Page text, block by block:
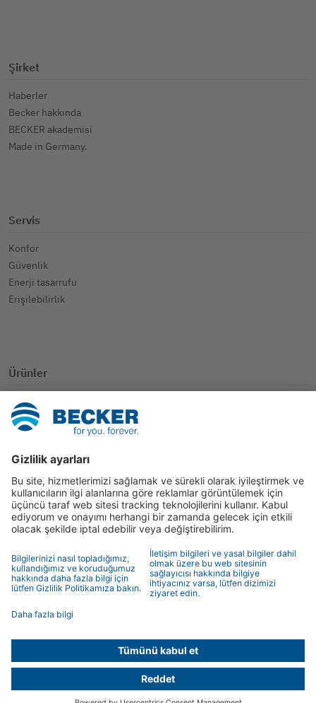
Şirket
Haberler
Becker hakkında
BECKER akademisi
Made in Germany.
Servis
Konfor
Güvenlik
Enerji tasarrufu
Erişilebilirlik
Ürünler
SmartHome
Panjur
Güneşten koruma
Diğer uygulamalar
İletişim
İletişim partneri
İletişim formu
© 2026 BECKER-Antriebe GmbH
Veri koruma beyanı
maintenance
Privacy Settings